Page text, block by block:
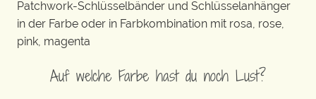
Patchwork-Schlüsselbänder und Schlüsselanhänger
in der Farbe oder in Farbkombination mit rosa, rose,
pink, magenta
Auf welche Farbe hast du noch Lust?